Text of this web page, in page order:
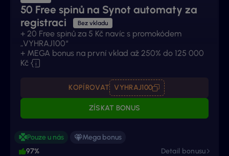
50 Free spinů na Synot automaty za
registraci
Bez vkladu
+ 20 Free spinů za 5 Kč navíc s promokódem
„VYHRAJ100“
+ MEGA bonus na první vklad až 250% do 125 000
Kč
KOPÍROVAT VYHRAJ100
ZÍSKAT BONUS
Pouze u nás
Mega bonus
97%
Detail bonusu